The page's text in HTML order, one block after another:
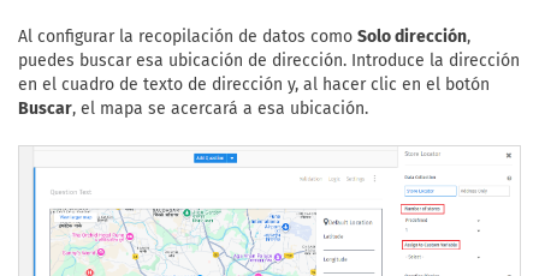
Al configurar la recopilación de datos como Solo dirección,
puedes buscar esa ubicación de dirección. Introduce la dirección
en el cuadro de texto de dirección y, al hacer clic en el botón
Buscar, el mapa se acercará a esa ubicación.